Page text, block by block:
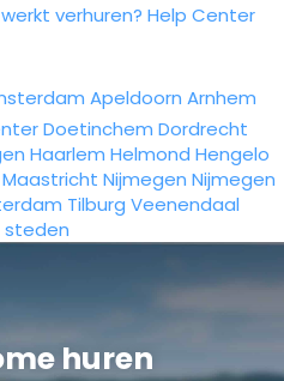
verhuren? Help Center
Apeldoorn Arnhem
Doetinchem Dordrecht
Haarlem Helmond Hengelo
Maastricht Nijmegen Nijmegen
Tilburg Veenendaal
steden
huren